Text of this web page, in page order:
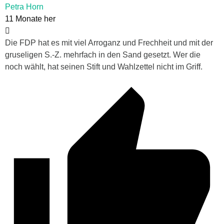
Petra Horn
11 Monate her
Die FDP hat es mit viel Arroganz und Frechheit und mit der
gruseligen S.-Z. mehrfach in den Sand gesetzt. Wer die
noch wählt, hat seinen Stift und Wahlzettel nicht im Griff.